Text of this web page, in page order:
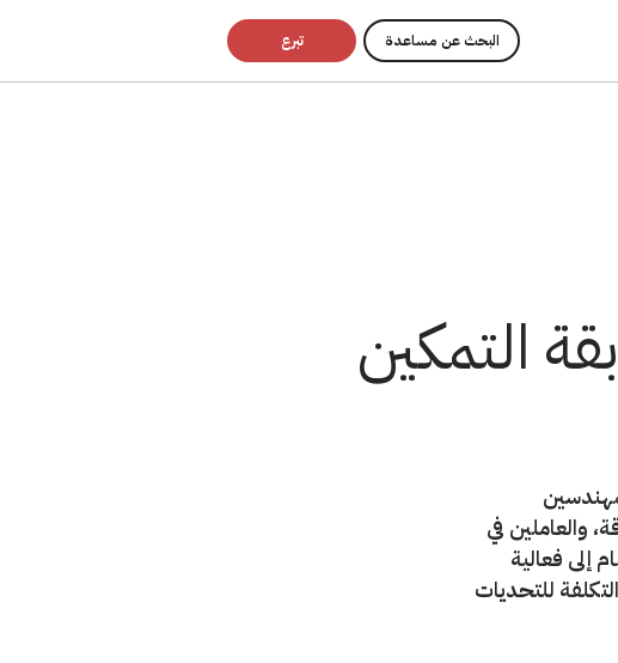
البحث عن مساعدة تبرع
التمكين
والعاملين في
إلى فعالية
للتحديات